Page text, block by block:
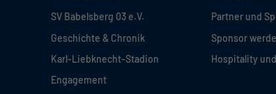
SV Babelsberg 03 e.V.
Geschichte & Chronik
Karl-Liebknecht-Stadion
Engagement
Partner und
Sponsor
Hospitality